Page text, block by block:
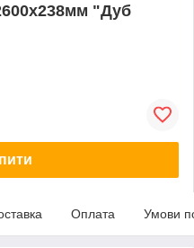
"Дуб
Оплата Умови